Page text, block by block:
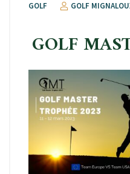
GOLF
GOLF
GOLF